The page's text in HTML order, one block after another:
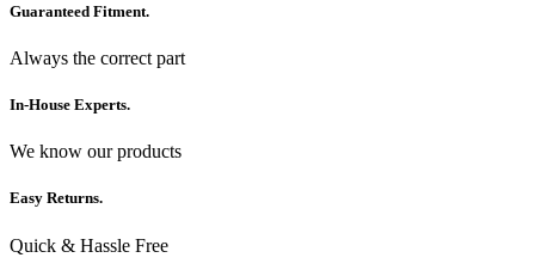
Guaranteed Fitment.
Always the correct part
In-House Experts.
We know our products
Easy Returns.
Quick & Hassle Free